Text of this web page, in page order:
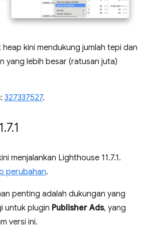
kini mendukung jumlah tepi dan
yang lebih besar (ratusan juta)
327337527.
.7.1
menjalankan Lighthouse 11.7.1.
perubahan.
penting adalah dukungan yang
untuk plugin Publisher Ads, yang
versi ini.